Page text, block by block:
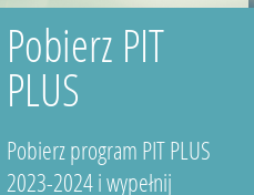
Pobierz PIT
PLUS
Pobierz program PIT PLUS
2023-2024 i wypełnij